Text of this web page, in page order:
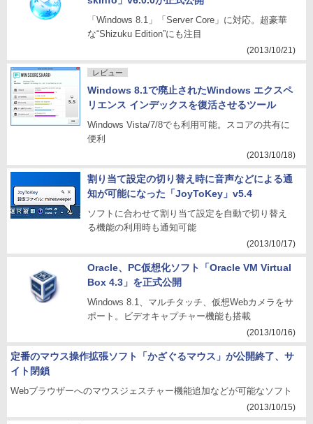
「Windows 8.1」「Server Core」に対応。超豪華
な“Shizuku Edition”にも注目
(2013/10/21)
レビュー
Windows 8.1で廃止されたWindows エクスペ
リエンス インデックスを復活させるツール
Windows Vista/7/8でも利用可能。スコアの共有に
便利
(2013/10/18)
割り当て設定の切り替え時に音声などによる通
知が可能になった「JoyToKey」v5.4
ソフトに合わせて割り当て設定を自動で切り替え
る機能の利用時も通知可能
(2013/10/17)
Oracle、PC仮想化ソフト「Oracle VM Virtual
Box 4.3」を正式公開
Windows 8.1、マルチタッチ、仮想Webカメラをサ
ポート。ビデオキャプチャー機能も搭載
(2013/10/16)
定番のマウス操作拡張ソフト「かざぐるマウス」が公開終了、サ
イト閉鎖
Webブラウザーへのマウスジェスチャー機能追加などが可能なソフト
(2013/10/15)